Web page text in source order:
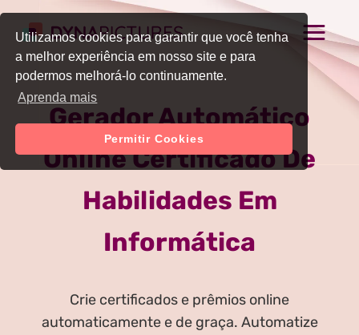
Utilizamos cookies para garantir que você tenha
a melhor experiência em nosso site e para
podermos melhorá-lo continuamente.
Aprenda mais
Permitir Cookies
Gerador Automático
Online Certificado De
Habilidades Em
Informática
Crie certificados e prêmios online
automaticamente e de graça. Automatize